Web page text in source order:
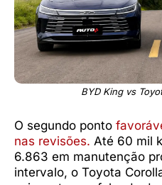
BYD King vs
O segundo ponto
nas revisões. Até 60 mil
6.863 em manutenção
intervalo, o Toyota